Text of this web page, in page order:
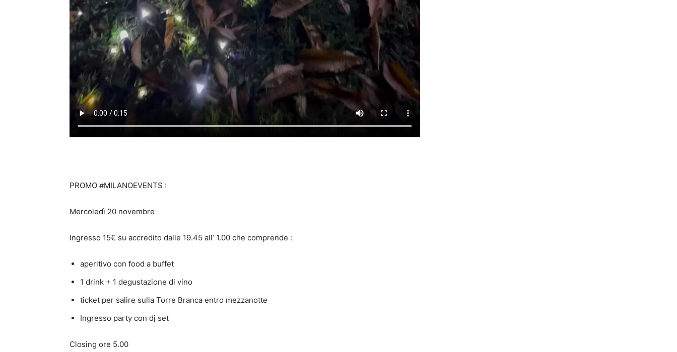
PROMO #MILANOEVENTS :
Mercoledì 20 novembre
Ingresso 15€ su accredito dalle 19.45 all’ 1.00 che comprende :
aperitivo con food a buffet
1 drink + 1 degustazione di vino
ticket per salire sulla Torre Branca entro mezzanotte
Ingresso party con dj set
Closing ore 5.00